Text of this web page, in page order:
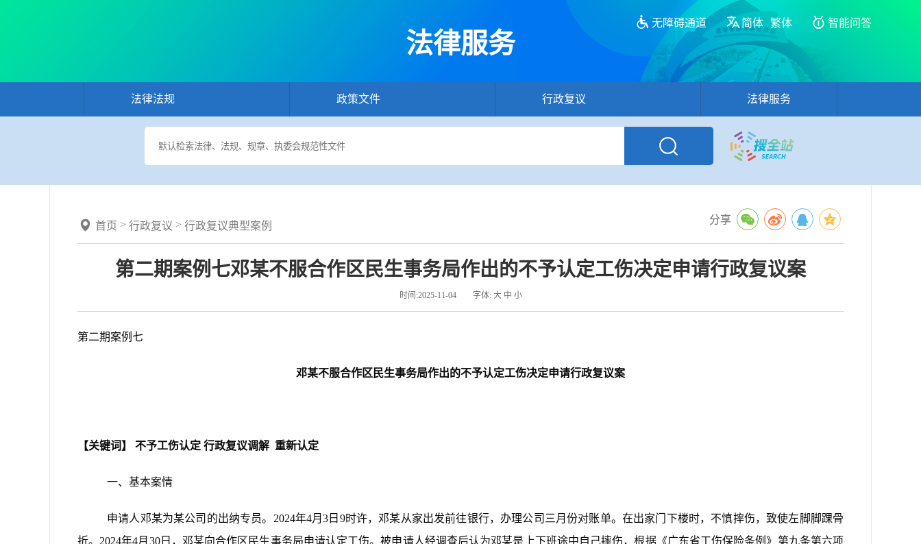
法律服务
无障碍通道 简体 繁体 智能问答
法律法规 政策文件 行政复议 法律服务
首页 > 行政复议 > 行政复议典型案例
分享
第二期案例七邓某不服合作区民生事务局作出的不予认定工伤决定申请行政复议案
时间:2025-11-04 字体: 大 中 小
第二期案例七
邓某不服合作区民生事务局作出的不予认定工伤决定申请行政复议案
【关键词】 不予工伤认定 行政复议调解 重新认定
一、基本案情
申请人邓某为某公司的出纳专员。2024年4月3日9时许，邓某从家出发前往银行，办理公司三月份对账单。在出家门下楼时，不慎摔伤，致使左脚脚踝骨
折。2024年4月30日，邓某向合作区民生事务局申请认定工伤。被申请人经调查后认为邓某是上下班途中自己摔伤，根据《广东省工伤保险条例》第九条第六项